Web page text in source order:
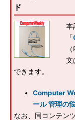
ド
本
「
文
できます。
Computer
ール 管理の
なお、同コンテン